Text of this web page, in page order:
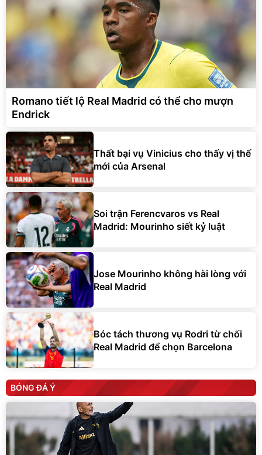
Romano tiết lộ Real Madrid có thể cho mượn
Endrick
Thất bại vụ Vinicius cho thấy vị thế
mới của Arsenal
Soi trận Ferencvaros vs Real
Madrid: Mourinho siết kỷ luật
Jose Mourinho không hài lòng với
Real Madrid
Bóc tách thương vụ Rodri từ chối
Real Madrid để chọn Barcelona
BÓNG ĐÁ Ý